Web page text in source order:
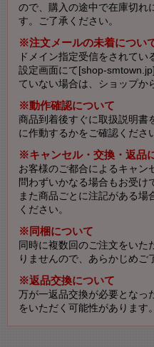
ので、購入の途中で在庫切れ
す。ご了承ください。
※注文メールの未着につい
ドメイン指定受信をされて
設定画面にて[shop-
ていない場合は、ショップか
※動作確認について
商品到着後すぐに取扱説明書
に作動するかをご確認くださ
※キャンセル・交換・返品
お客様のご都合によるキャン
問わずいかなる場合もお受け
また商品ごとに注記がある
ください。
※同梱について
同時に複数回のご注文をいた
りませんので、あらかじめご
※返品交換について
万が一返品交換が必要となっ
をいただく可能性があります。